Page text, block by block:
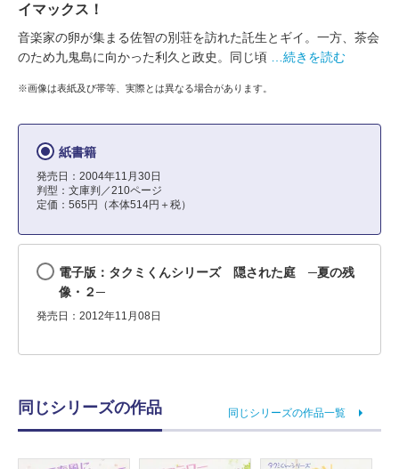
イマックス！
音楽家の卵が集まる佐智の別荘を訪れた託生とギイ。一方、茶会
のため九鬼島に向かった利久と政史。同じ頃
…続きを読む
※画像は表紙及び帯等、実際とは異なる場合があります。
紙書籍
発売日：2004年11月30日
判型：文庫判／210ページ
定価：565円（本体514円＋税）
電子版：タクミくんシリーズ 隠された庭 ─夏の残
像・２─
発売日：2012年11月08日
同じシリーズの作品 同じシリーズの作品一覧